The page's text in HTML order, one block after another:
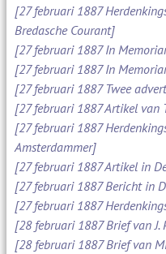
[27 februari 1887
Bredasche Courant]
[27 februari 1887 In
[27 februari 1887 In
[27 februari 1887 Twee
[27 februari 1887 Artikel van
[27 februari 1887
Amsterdammer]
[27 februari 1887 Artikel in
[27 februari 1887 Bericht in
[27 februari 1887
[28 februari 1887 Brief van
[28 februari 1887 Brief van